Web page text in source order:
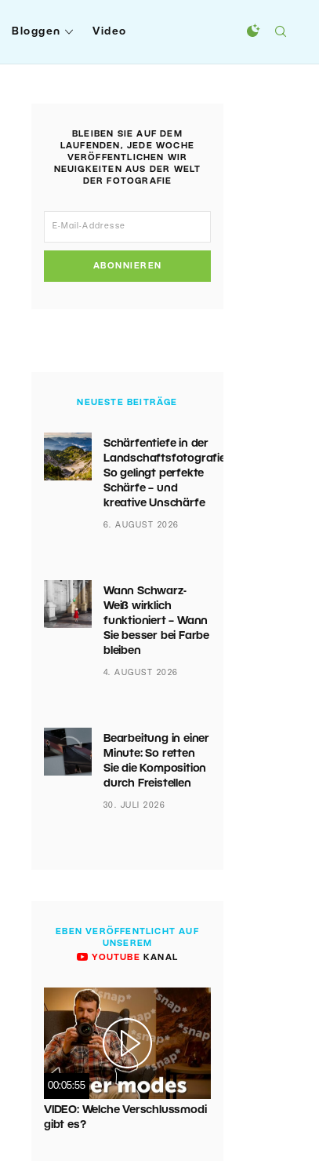
Bloggen Video
BLEIBEN SIE AUF DEM
LAUFENDEN, JEDE WOCHE
VERÖFFENTLICHEN WIR
NEUIGKEITEN AUS DER WELT
DER FOTOGRAFIE
ABONNIEREN
NEUESTE BEITRÄGE
Schärfentiefe in der
Landschaftsfotografie:
So gelingt perfekte
Schärfe – und
kreative Unschärfe
6. AUGUST 2026
Wann Schwarz-
Weiß wirklich
funktioniert – Wann
Sie besser bei Farbe
bleiben
4. AUGUST 2026
Bearbeitung in einer
Minute: So retten
Sie die Komposition
durch Freistellen
30. JULI 2026
EBEN VERÖFFENTLICHT AUF
UNSEREM
YOUTUBE KANAL
00:05:55
VIDEO: Welche Verschlussmodi
gibt es?